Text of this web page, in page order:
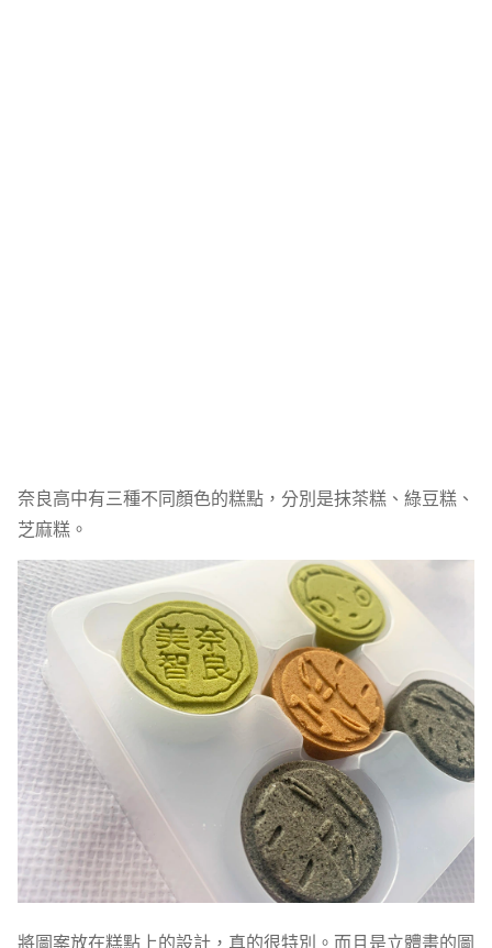
奈良高中有三種不同顏色的糕點，分別是抹茶糕、綠豆糕、
芝麻糕。
將圖案放在糕點上的設計，真的很特別。而且是立體畫的圖